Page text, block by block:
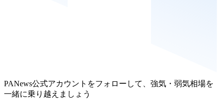
PANews公式アカウントをフォローして、強気・弱気相場を
一緒に乗り越えましょう